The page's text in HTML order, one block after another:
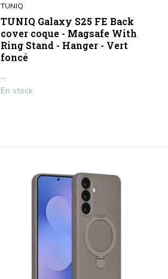
TUNIQ
TUNIQ Galaxy S25 FE Back
cover coque - Magsafe With
Ring Stand - Hanger - Vert
foncé
...
En stock